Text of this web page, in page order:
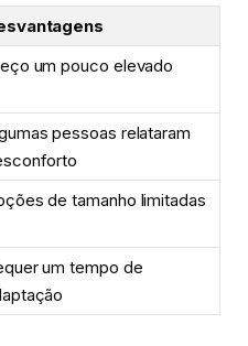
um pouco elevado
pessoas relataram
de tamanho limitadas
um tempo de